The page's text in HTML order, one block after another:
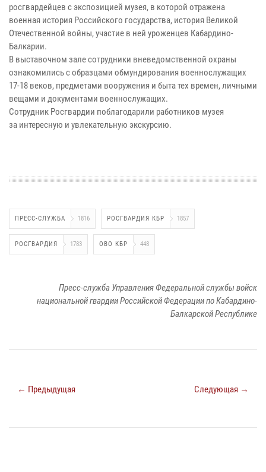
росгвардейцев с экспозицией музея, в которой отражена
военная история Российского государства, история Великой
Отечественной войны, участие в ней уроженцев Кабардино-
Балкарии.
В выставочном зале сотрудники вневедомственной охраны
ознакомились с образцами обмундирования военнослужащих
17-18 веков, предметами вооружения и быта тех времен, личными
вещами и документами военнослужащих.
Сотрудник Росгвардии поблагодарили работников музея
за интересную и увлекательную экскурсию.
ПРЕСС-СЛУЖБА 1816 РОСГВАРДИЯ КБР 1857
РОСГВАРДИЯ 1783 ОВО КБР 448
Пресс-служба Управления Федеральной службы войск
национальной гвардии Российской Федерации по Кабардино-
Балкарской Республике
← Предыдущая Следующая →